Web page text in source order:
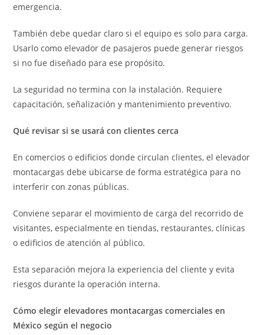
emergencia.
También debe quedar claro si el equipo es solo para carga.
Usarlo como elevador de pasajeros puede generar riesgos
si no fue diseñado para ese propósito.
La seguridad no termina con la instalación. Requiere
capacitación, señalización y mantenimiento preventivo.
Qué revisar si se usará con clientes cerca
En comercios o edificios donde circulan clientes, el elevador
montacargas debe ubicarse de forma estratégica para no
interferir con zonas públicas.
Conviene separar el movimiento de carga del recorrido de
visitantes, especialmente en tiendas, restaurantes, clínicas
o edificios de atención al público.
Esta separación mejora la experiencia del cliente y evita
riesgos durante la operación interna.
Cómo elegir elevadores montacargas comerciales en
México según el negocio